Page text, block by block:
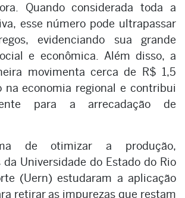
Quando considerada toda a
esse número pode ultrapassar
evidenciando sua grande
e econômica. Além disso, a
movimenta cerca de R$ 1,5
na economia regional e contribui
para a arrecadação de
de otimizar a produção,
da Universidade do Estado do Rio
(Uern) estudaram a aplicação
retirar as impurezas que restam